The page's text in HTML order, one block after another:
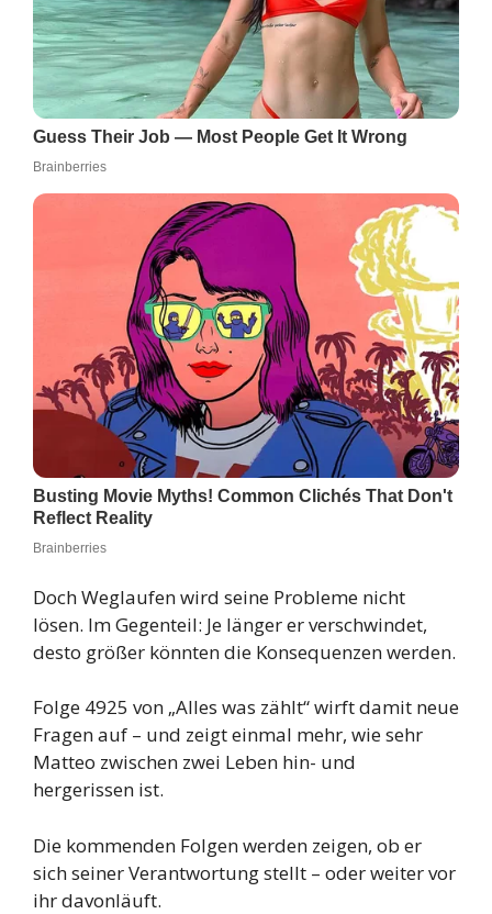
Doch Weglaufen wird seine Probleme nicht
lösen. Im Gegenteil: Je länger er verschwindet,
desto größer könnten die Konsequenzen werden.
Folge 4925 von „Alles was zählt“ wirft damit neue
Fragen auf – und zeigt einmal mehr, wie sehr
Matteo zwischen zwei Leben hin- und
hergerissen ist.
Die kommenden Folgen werden zeigen, ob er
sich seiner Verantwortung stellt – oder weiter vor
ihr davonläuft.